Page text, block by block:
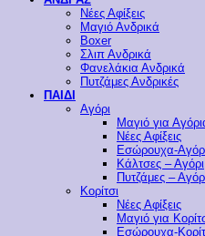
Νέες Αφίξεις
Μαγιό Ανδρικά
Boxer
Σλιπ Ανδρικά
Φανελάκια Ανδρικά
Πυτζάμες Ανδρικές
ΠΑΙΔΙ
Αγόρι
Μαγιό για
Νέες Αφίξεις
Εσώρουχα-
Κάλτσες – Αγόρι
Πυτζάμες –
Κορίτσι
Νέες Αφίξεις
Μαγιό για
Εσώρουχα-